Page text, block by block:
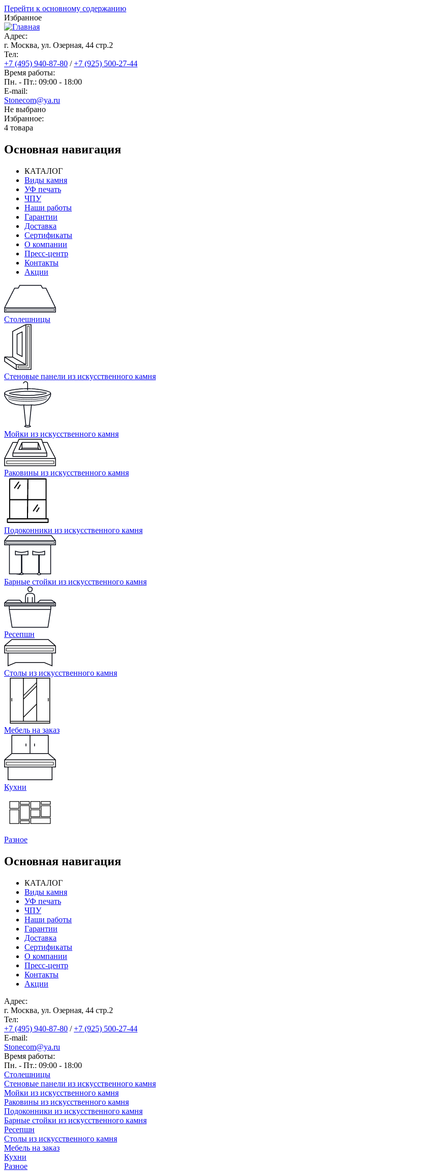
Перейти к основному содержанию
Избранное
Адрес:
г. Москва, ул. Озерная, 44 cтр.2
Тел:
+7 (495) 940-87-80 /+7 (925) 500-27-44
Время работы:
Пн. - Пт.: 09:00 - 18:00
E-mail:
Stonecom@ya.ru
Не выбрано
Избранное:
4 товара
Основная навигация
КАТАЛОГ
Виды камня
УФ печать
ЧПУ
Наши работы
Гарантии
Доставка
Сертификаты
О компании
Пресс-центр
Контакты
Акции
Столешницы
Стеновые панели из искусственного камня
Мойки из искусственного камня
Раковины из искусственного камня
Подоконники из искусственного камня
Барные стойки из искусственного камня
Ресепшн
Cтолы из искусственного камня
Мебель на заказ
Кухни
Разное
Основная навигация
КАТАЛОГ
Виды камня
УФ печать
ЧПУ
Наши работы
Гарантии
Доставка
Сертификаты
О компании
Пресс-центр
Контакты
Акции
Адрес:
г. Москва, ул. Озерная, 44 cтр.2
Тел:
+7 (495) 940-87-80 /+7 (925) 500-27-44
E-mail:
Stonecom@ya.ru
Время работы:
Пн. - Пт.: 09:00 - 18:00
Столешницы
Стеновые панели из искусственного камня
Мойки из искусственного камня
Раковины из искусственного камня
Подоконники из искусственного камня
Барные стойки из искусственного камня
Ресепшн
Cтолы из искусственного камня
Мебель на заказ
Кухни
Разное